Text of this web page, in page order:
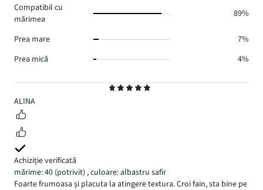
5
ALINA
Achiziție verificată
mărime: 40 (potrivit) ,culoare: albastru safir
Foarte frumoasa și placuta la atingere textura. Croi fain, sta bine pe
Compatibil cu
mărimea
89%
Prea mare
7%
Prea mică
4%